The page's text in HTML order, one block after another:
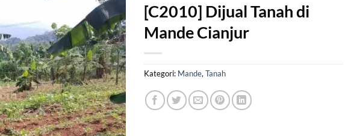
[C2010] Dijual Tanah di
Mande Cianjur
Kategori: Mande, Tanah